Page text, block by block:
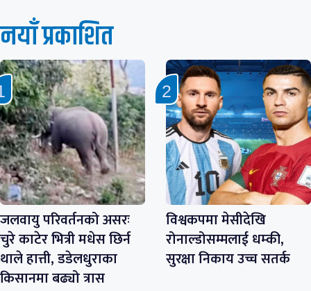
नयाँ प्रकाशित
जलवायु परिवर्तनको असरः
चुरे काटेर भित्री मधेस छिर्न
थाले हात्ती, डडेलधुराका
किसानमा बढ्यो त्रास
विश्वकपमा मेसीदेखि
रोनाल्डोसम्मलाई धम्की,
सुरक्षा निकाय उच्च सतर्क